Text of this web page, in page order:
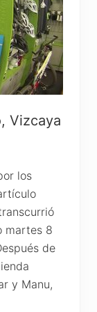
Vizcaya
los
martes 8
de
y Manu,